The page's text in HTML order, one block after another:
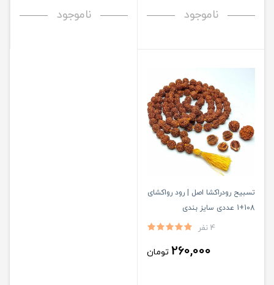
ناموجود ناموجود
تسبیح رودراکشا اصل | رود رواکشای
108+1 عددی سایز بندی
4 نفر
260,000 تومان